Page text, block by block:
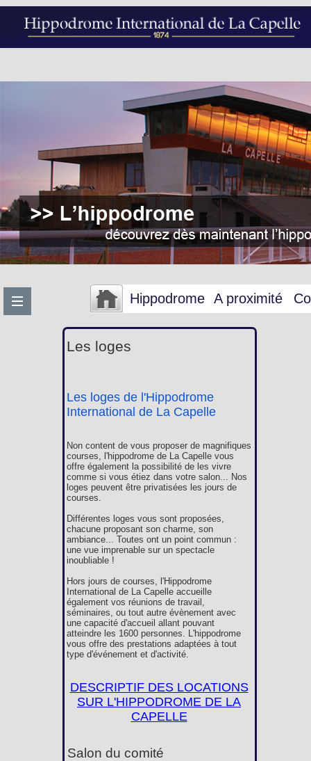
Hippodrome A proximité
Les loges
Les loges de l'Hippodrome
International de La Capelle
Non content de vous proposer de magnifiques
courses, l'hippodrome de La Capelle vous
offre également la possibilité de les vivre
comme si vous étiez dans votre salon... Nos
loges peuvent être privatisées les jours de
courses.
Différentes loges vous sont proposées,
chacune proposant son charme, son
ambiance... Toutes ont un point commun :
une vue imprenable sur un spectacle
inoubliable !
Hors jours de courses, l'Hippodrome
International de La Capelle accueille
également vos réunions de travail,
séminaires, ou tout autre évènement avec
une capacité d'accueil allant pouvant
atteindre les 1600 personnes. L'hippodrome
vous offre des prestations adaptées à tout
type d'événement et d'activité.
DESCRIPTIF DES LOCATIONS
SUR L'HIPPODROME DE LA
CAPELLE
Salon du comité